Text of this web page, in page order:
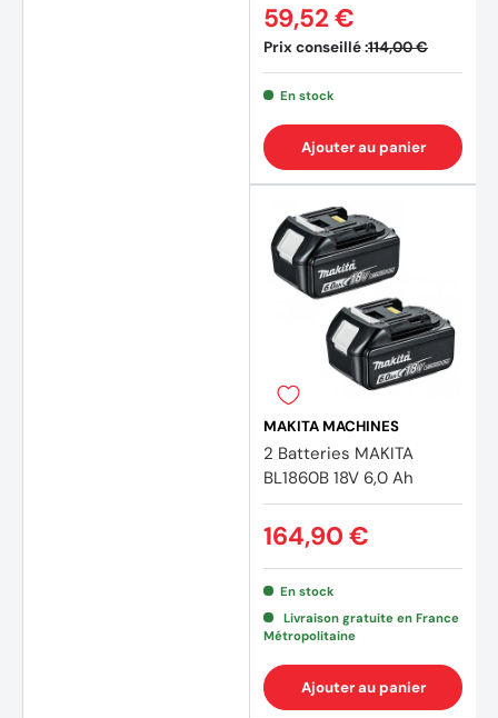
Prix conseillé :114,00 €
59,52 €
En stock
Ajouter au panier
MAKITA MACHINES
2 Batteries MAKITA
BL1860B 18V 6,0 Ah
164,90 €
En stock
Livraison gratuite en France
Métropolitaine
Ajouter au panier